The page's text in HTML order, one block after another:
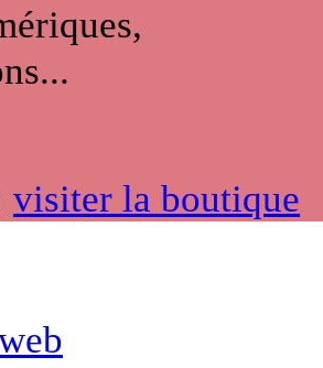
visiter la boutique